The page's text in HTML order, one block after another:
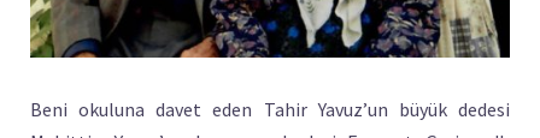
Beni okuluna davet eden Tahir Yavuz’un büyük dedesi